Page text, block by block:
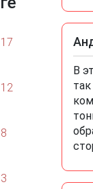
В
17
12
8
3